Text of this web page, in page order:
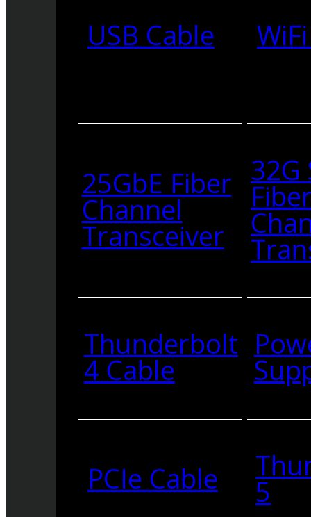
USB Cable
25GbE Fiber
Channel
Transceiver
32G
Thunderbolt
4 Cable
PCIe Cable 5